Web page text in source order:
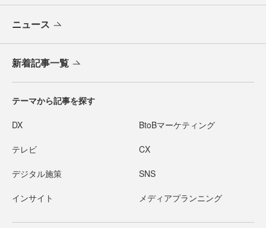
ニュース
新着記事一覧
テーマから記事を探す
DX BtoBマーケティング
テレビ CX
デジタル施策 SNS
インサイト メディアプランニング